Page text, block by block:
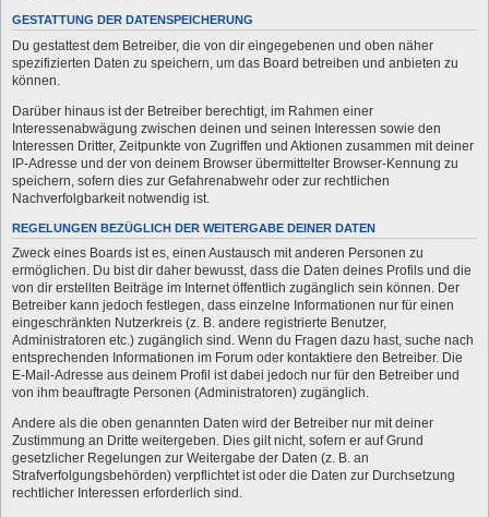
GESTATTUNG DER DATENSPEICHERUNG
Du gestattest dem Betreiber, die von dir eingegebenen und oben näher
spezifizierten Daten zu speichern, um das Board betreiben und anbieten zu
können.
Darüber hinaus ist der Betreiber berechtigt, im Rahmen einer
Interessenabwägung zwischen deinen und seinen Interessen sowie den
Interessen Dritter, Zeitpunkte von Zugriffen und Aktionen zusammen mit deiner
IP-Adresse und der von deinem Browser übermittelter Browser-Kennung zu
speichern, sofern dies zur Gefahrenabwehr oder zur rechtlichen
Nachverfolgbarkeit notwendig ist.
REGELUNGEN BEZÜGLICH DER WEITERGABE DEINER DATEN
Zweck eines Boards ist es, einen Austausch mit anderen Personen zu
ermöglichen. Du bist dir daher bewusst, dass die Daten deines Profils und die
von dir erstellten Beiträge im Internet öffentlich zugänglich sein können. Der
Betreiber kann jedoch festlegen, dass einzelne Informationen nur für einen
eingeschränkten Nutzerkreis (z. B. andere registrierte Benutzer,
Administratoren etc.) zugänglich sind. Wenn du Fragen dazu hast, suche nach
entsprechenden Informationen im Forum oder kontaktiere den Betreiber. Die
E-Mail-Adresse aus deinem Profil ist dabei jedoch nur für den Betreiber und
von ihm beauftragte Personen (Administratoren) zugänglich.
Andere als die oben genannten Daten wird der Betreiber nur mit deiner
Zustimmung an Dritte weitergeben. Dies gilt nicht, sofern er auf Grund
gesetzlicher Regelungen zur Weitergabe der Daten (z. B. an
Strafverfolgungsbehörden) verpflichtet ist oder die Daten zur Durchsetzung
rechtlicher Interessen erforderlich sind.